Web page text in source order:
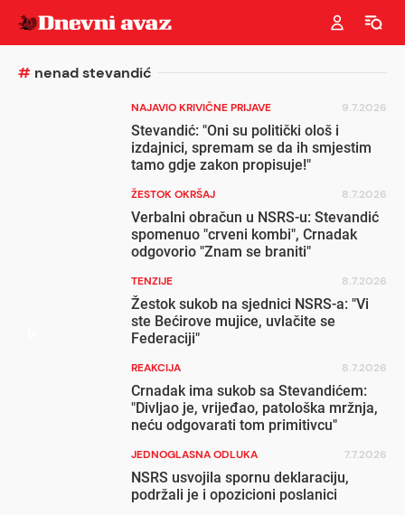
# nenad stevandić
NAJAVIO KRIVIČNE PRIJAVE 9.7.2026
Stevandić: "Oni su politički ološ i
izdajnici, spremam se da ih smjestim
tamo gdje zakon propisuje!"
ŽESTOK OKRŠAJ 8.7.2026
Verbalni obračun u NSRS-u: Stevandić
spomenuo "crveni kombi", Crnadak
odgovorio "Znam se braniti"
TENZIJE 8.7.2026
Žestok sukob na sjednici NSRS-a: "Vi
ste Bećirove mujice, uvlačite se
Federaciji"
REAKCIJA 8.7.2026
Crnadak ima sukob sa Stevandićem:
"Divljao je, vrijeđao, patološka mržnja,
neću odgovarati tom primitivcu"
JEDNOGLASNA ODLUKA 7.7.2026
NSRS usvojila spornu deklaraciju,
podržali je i opozicioni poslanici